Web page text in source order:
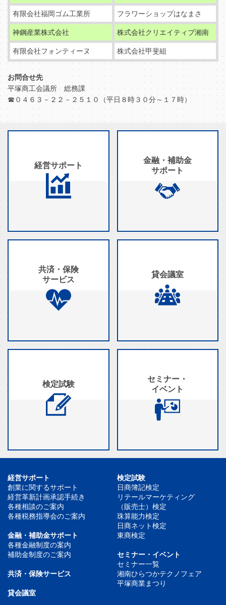
有限会社福岡ゴム工業所 フラワーショップはなまさ
神鋼産業株式会社 株式会社クリエイティブ湘南
有限会社フォンティーヌ 株式会社甲斐組
お問合せ先
平塚商工会議所 総務課
☎０４６３－２２－２５１０（平日８時３０分～１７時）
経営サポート
金融・補助金
サポート
共済・保険
サービス
貸会議室
検定試験
セミナー・
イベント
経営サポート
創業に関するサポート
経営革新計画承認手続き
各種相談のご案内
各種税務指導会のご案内
金融・補助金サポート
各種金融制度の案内
補助金制度のご案内
共済・保険サービス
貸会議室
検定試験
日商簿記検定
リテールマーケティング
（販売士）検定
珠算能力検定
日商ネット検定
東商検定
セミナー・イベント
セミナー一覧
湘南ひらつかテクノフェア
平塚商業まつり